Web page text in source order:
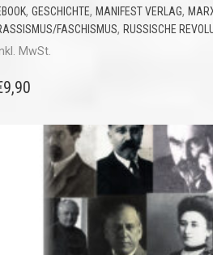
, GESCHICHTE, MANIFEST VERLAG,
FASCHISMUS, RUSSISCHE
MwSt.
9,90